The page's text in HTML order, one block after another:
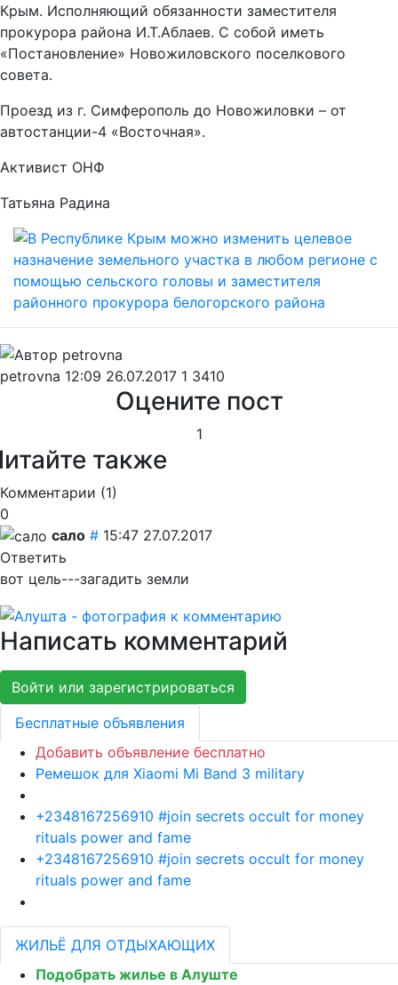
Крым. Исполняющий обязанности заместителя
прокурора района И.Т.Аблаев. С собой иметь
«Постановление» Новожиловского поселкового
совета.
Проезд из г. Симферополь до Новожиловки – от
автостанции-4 «Восточная».
Активист ОНФ
Татьяна Радина
petrovna 12:09 26.07.2017 1 3410
Оцените пост
1
также
Комментарии (1)
0
сало # 15:47 27.07.2017
Ответить
вот цель---загадить земли
Написать комментарий
Войти или зарегистрироваться
Бесплатные объявления
Добавить объявление бесплатно
Ремешок для Xiaomi Mi Band 3 military
+2348167256910 #join secrets occult for money
rituals power and fame
+2348167256910 #join secrets occult for money
rituals power and fame
ЖИЛЬЁ ДЛЯ ОТДЫХАЮЩИХ
Подобрать жилье в Алуште